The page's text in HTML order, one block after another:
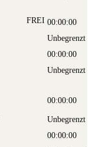
FREI 00:00:00
Unbegrenzt
00:00:00
Unbegrenzt
00:00:00
Unbegrenzt
00:00:00